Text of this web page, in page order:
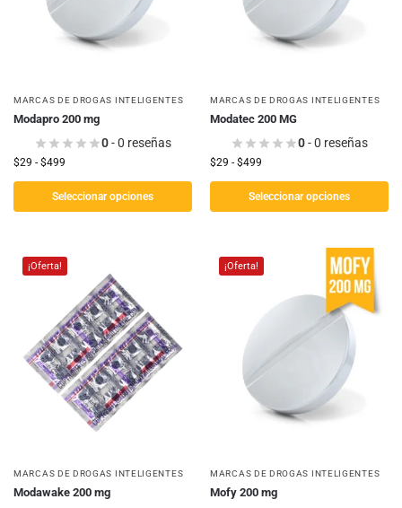
MARCAS DE DROGAS INTELIGENTES
Modapro 200 mg
0- 0 reseñas
$29 - $499
Seleccionar opciones
MARCAS DE DROGAS INTELIGENTES
Modatec 200 MG
0- 0 reseñas
$29 - $499
Seleccionar opciones
¡Oferta!
MARCAS DE DROGAS INTELIGENTES
Modawake 200 mg
¡Oferta!
MARCAS DE DROGAS INTELIGENTES
Mofy 200 mg